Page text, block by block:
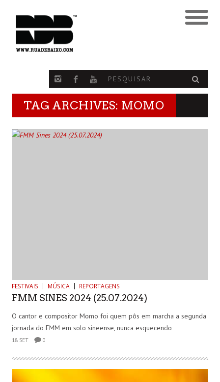
TAG ARCHIVES: MOMO
FESTIVAIS MÚSICA REPORTAGENS
FMM SINES 2024 (25.07.2024)
O cantor e compositor Momo foi quem pôs em marcha a segunda
jornada do FMM em solo sineense, nunca esquecendo
18 SET 0